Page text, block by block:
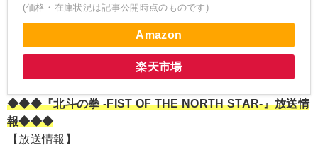
(価格・在庫状況は記事公開時点のものです)
Amazon
楽天市場
◆◆◆『北斗の拳 -FIST OF THE NORTH STAR-』放送情
報◆◆◆
【放送情報】